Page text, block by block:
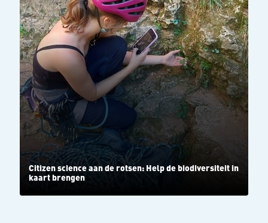
Citizen science aan de rotsen: Help de biodiversiteit in
kaart brengen